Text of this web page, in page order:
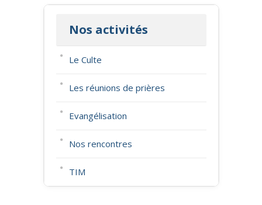
Nos activités
Le Culte
Les réunions de prières
Evangélisation
Nos rencontres
TIM